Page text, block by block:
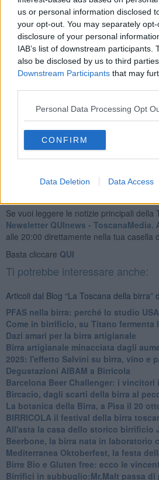
us or personal information disclosed
your opt-out. You may separately
disclosure of your personal
IAB’s list of downstream participants.
also be disclosed by us to third
Downstream Participants that may
Personal Data Processing Opt
CONFIRM
Data Deletion Data Access
I ristoratori dell’isola prepareranno piatti
più anche alternativi da abbinare
saranno a disposizione degli avventori,
degustare i prodotti tipici delle aziende
piacevole contesto musicale offerto da
mezzanotte e ripartirà il giorno seguente
del traghetto della Toremar per il Porto
Davide Cappannari
Se vuoi leggere le notizie principali della
Newsletter QUInews - ToscanaMedia.
alle 20:00 direttamente nella tua casella
Basta cliccare QUI
Ti potrebbe interessare anche:
Articoli dal Blog “La Toscana della birra”
​PFAS nella birra: perché lo studio
​Come in birrificio, su Titano fermenta
Dazi amari per la birra artigianale
​Birra artigianale minacciata dagli
​2025: l'effetto Salvini su birra, vino e
​Degustazioni AIBAM a Birricola
​Barcelona Beer Challenger: i vincitori
Bircacio, dagli scarti della birra al
​La botanica della Birra, a Pisa il 20
BIRRICOLA il festival della birra
​All'asta la casa dello storico birrificio
Beerbone, la birra nata in laboratorio
Mediterranea Oktoberfest, la festa
​Birre Bio e Gluten free: ecco le
​Birrifici in subbuglio:Mr.Malt passa di